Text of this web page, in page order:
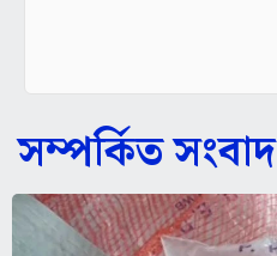
সম্পর্কিত সংবাদ